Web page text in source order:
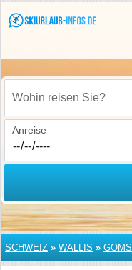
Wohin reisen Sie?
Anreise
SCHWEIZ » WALLIS » GOMS